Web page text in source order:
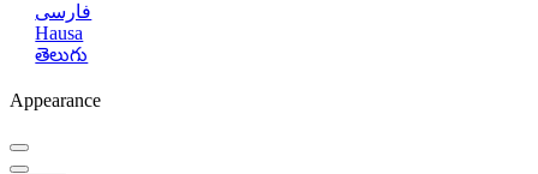
فارسی
Hausa
తెలుగు
Appearance